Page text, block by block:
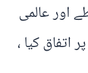
اور عالمی
اتفاق کیا ،